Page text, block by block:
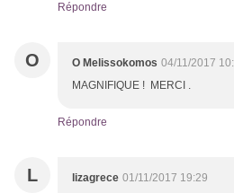
Répondre
O O Melissokomos 04/11/2017
MAGNIFIQUE ! MERCI .
Répondre
L lizagrece 01/11/2017 19:29